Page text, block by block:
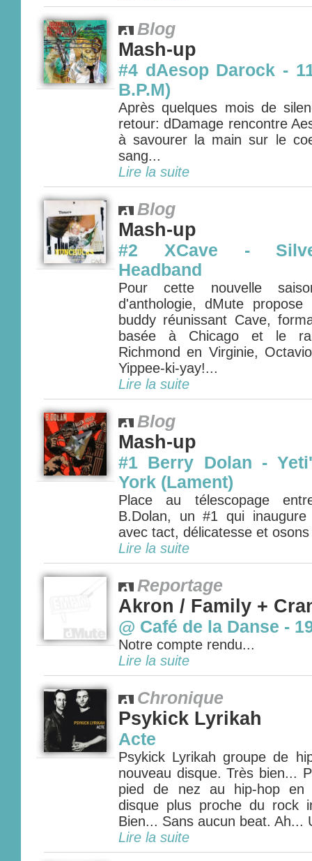
Blog
Mash-up
#4 dAesop Darock -
B.P.M)
Après quelques mois de
retour: dDamage rencontre
à savourer la main sur le
sang...
Lire la suite
Blog
Mash-up
#2 XCave -
Headband
Pour cette nouvelle
d'anthologie, dMute
buddy réunissant Cave,
basée à Chicago et le
Richmond en Virginie,
Yippee-ki-yay!...
Lire la suite
Blog
Mash-up
#1 Berry Dolan -
York (Lament)
Place au télescopage
B.Dolan, un #1 qui
avec tact, délicatesse et
Lire la suite
Reportage
Akron / Family +
@ Café de la Danse -
Notre compte rendu...
Lire la suite
Chronique
Psykick Lyrikah
Acte
Psykick Lyrikah groupe de
nouveau disque. Très bien...
pied de nez au hip-hop en
disque plus proche du rock
Bien... Sans aucun beat. Ah...
Lire la suite